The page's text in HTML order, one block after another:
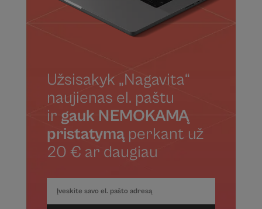
Užsisakyk „Nagavita“
naujienas el. paštu
ir gauk NEMOKAMĄ
pristatymąperkant už
20 € ar daugiau